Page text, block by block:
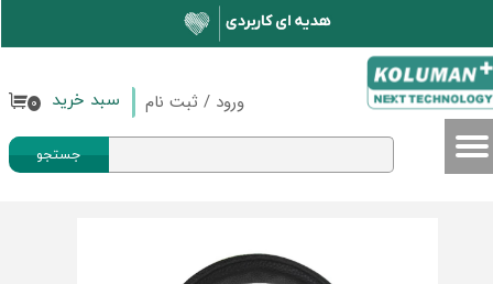
ورود / ثبت نام
حساب کاربری من
تغییر گذر واژه
سفارشات
جستجو
۰ سبد خرید